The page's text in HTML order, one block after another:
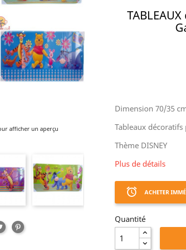
afficher un aperçu
TweetPinterest
Dimension 70/35
Tableaux
Thème DISNEY
Plus de détails
access_alarm ACHETER
Quantité